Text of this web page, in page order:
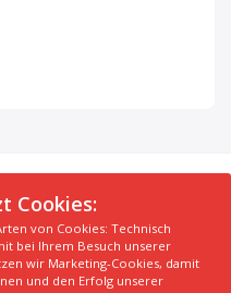
FAQ
Top Maschinen #1
Top Maschinen #3
Cookies:
von Cookies: Technisch
bei Ihrem Besuch unserer
wir Marketing-Cookies, damit
und den Erfolg unserer